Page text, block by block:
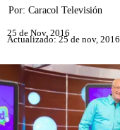
Por: Caracol Televisión
25 de Nov, 2016
Actualizado: 25 de nov, 2016